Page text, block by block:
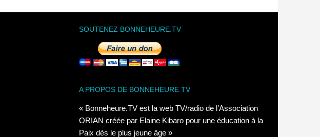
SOUTENEZ BONNEHEURE.TV
A PROPOS DE BONNEHEURE.TV
« Bonneheure.TV est la web TV/radio de l’Association
ORIAN créée par Elaine Kibaro pour une éducation à la
Paix dès le plus jeune âge »